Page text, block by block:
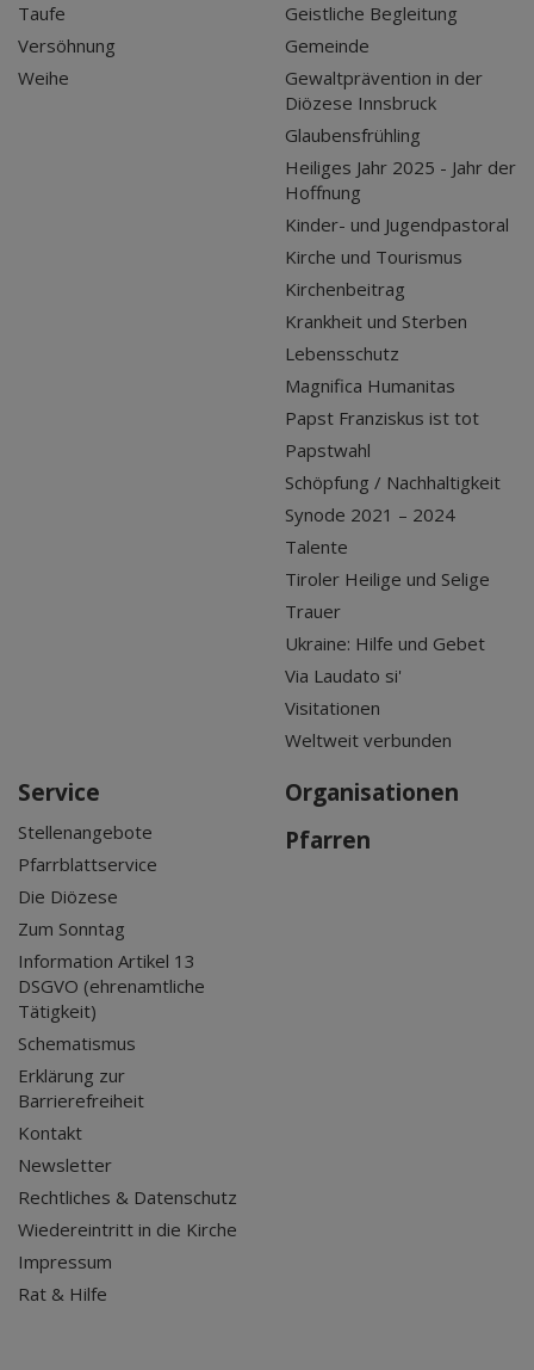
Taufe
Versöhnung
Weihe
Geistliche Begleitung
Gemeinde
Gewaltprävention in der
Diözese Innsbruck
Glaubensfrühling
Heiliges Jahr 2025 - Jahr der
Hoffnung
Kinder- und Jugendpastoral
Kirche und Tourismus
Kirchenbeitrag
Krankheit und Sterben
Lebensschutz
Magnifica Humanitas
Papst Franziskus ist tot
Papstwahl
Schöpfung / Nachhaltigkeit
Synode 2021 – 2024
Talente
Tiroler Heilige und Selige
Trauer
Ukraine: Hilfe und Gebet
Via Laudato si'
Visitationen
Weltweit verbunden
Service
Stellenangebote
Pfarrblattservice
Die Diözese
Zum Sonntag
Information Artikel 13
DSGVO (ehrenamtliche
Tätigkeit)
Schematismus
Erklärung zur
Barrierefreiheit
Kontakt
Newsletter
Rechtliches & Datenschutz
Wiedereintritt in die Kirche
Impressum
Rat & Hilfe
Organisationen
Pfarren